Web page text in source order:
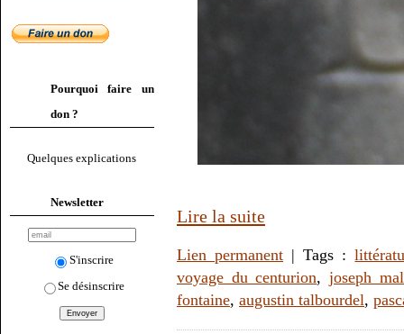
Pourquoi faire un
don ?
Quelques explications
Newsletter
S'inscrire
Se désinscrire
Lire la suite
Lien permanent | Tags :
voyage du centurion,joseph
fontaine, augustin talbourdel,